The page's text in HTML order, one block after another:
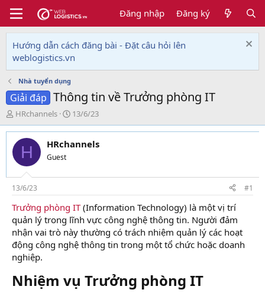
Đăng nhập Đăng ký
Hướng dẫn cách đăng bài - Đặt câu hỏi lên
weblogistics.vn
Nhà tuyển dụng
Giải đáp Thông tin về Trưởng phòng IT
T
h
r
e
d
s
t
a
r
t
e
r
HRchannels
N
g
à
y
i
13/6/23
H HRchannels
Guest
13/6/23 #1
Trưởng phòng IT(Information Technology) là một vị trí
quản lý trong lĩnh vực công nghệ thông tin. Người đảm
nhận vai trò này thường có trách nhiệm quản lý các hoạt
động công nghệ thông tin trong một tổ chức hoặc doanh
nghiệp.
Nhiệm vụ Trưởng phòng IT​